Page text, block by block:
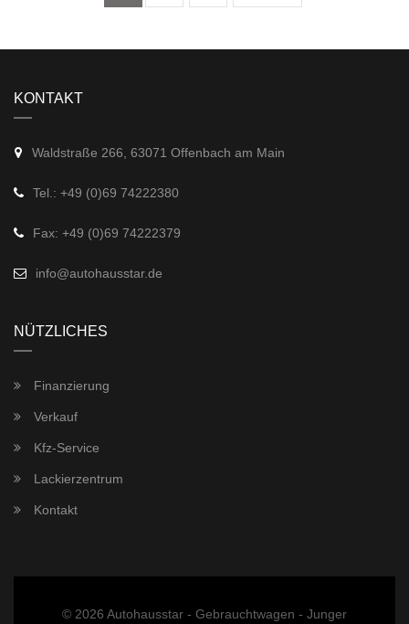
KONTAKT
Waldstraße 266, 63071 Offenbach am Main
Tel.: +49 (0)69 74222380
Fax: +49 (0)69 74222379
info@autohausstar.de
NÜTZLICHES
Finanzierung
Verkauf
Kfz-Service
Lackierzentrum
Kontakt
© 2026 Autohausstar - Gebrauchtwagen - Junger